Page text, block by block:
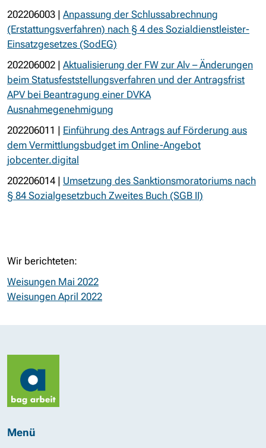
202206003 | Anpassung der Schlussabrechnung
(Erstattungsverfahren) nach § 4 des Sozialdienstleister-
Einsatzgesetzes (SodEG)
202206002 | Aktualisierung der FW zur Alv – Änderungen
beim Statusfeststellungsverfahren und der Antragsfrist
APV bei Beantragung einer DVKA
Ausnahmegenehmigung
202206011 | Einführung des Antrags auf Förderung aus
dem Vermittlungsbudget im Online-Angebot
jobcenter.digital
202206014 | Umsetzung des Sanktionsmoratoriums nach
§ 84 Sozialgesetzbuch Zweites Buch (SGB II)
Wir berichteten:
Weisungen Mai 2022
Weisungen April 2022
Menü